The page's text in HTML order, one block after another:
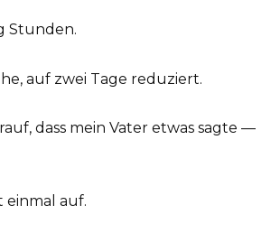
Stunden.
auf zwei Tage reduziert.
dass mein Vater etwas sagte —
einmal auf.